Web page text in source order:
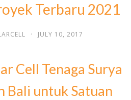
Terbaru 2021
· JULY 10, 2017
Cell Tenaga Surya
Bali untuk Satuan